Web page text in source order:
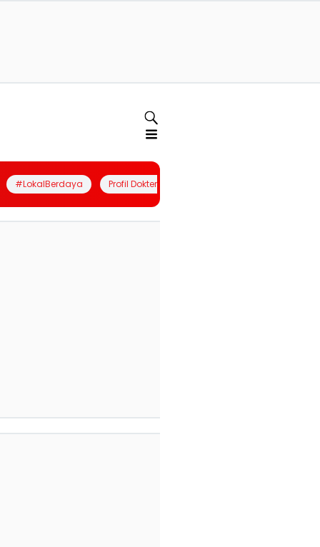
#LokalBerdaya Profil Dokter